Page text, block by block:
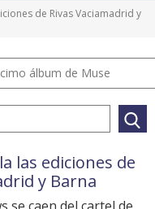
de Rivas Vaciamadrid y
álbum de Muse
las ediciones de
y Barna